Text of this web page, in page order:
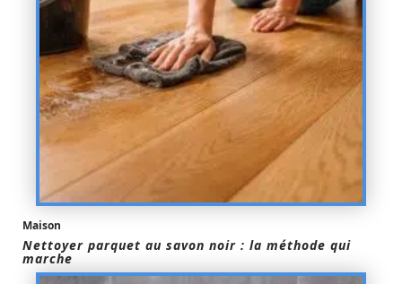
Maison
Nettoyer parquet au savon noir : la méthode qui
marche